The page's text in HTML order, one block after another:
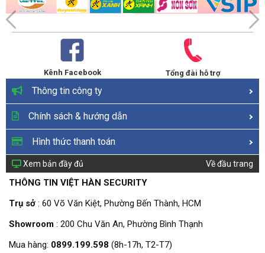
Kênh Facebook Tổng đài hỗ trợ
Thông tin công ty
Chính sách & hướng dẫn
Hình thức thanh toán
Xem bản đầy đủ Về đầu trang
THÔNG TIN VIỆT HÀN SECURITY
Trụ sở : 60 Võ Văn Kiệt, Phường Bến Thành, HCM
Showroom : 200 Chu Văn An, Phường Bình Thạnh
Mua hàng: 0899.199.598 (8h-17h, T2-T7)